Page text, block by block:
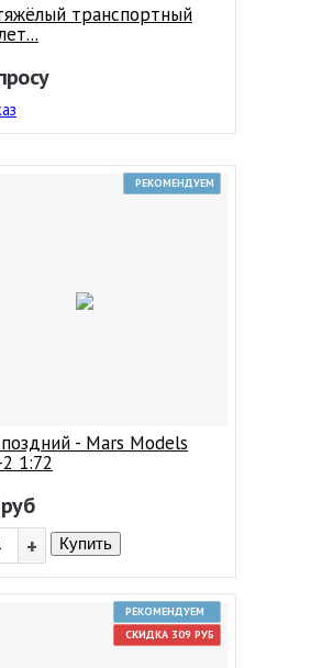
транспортный
- Mars Models
1:72
руб
+ Купить
РЕКОМЕНДУЕМ
РЕКОМЕНДУЕМ
СКИДКА 309 РУБ